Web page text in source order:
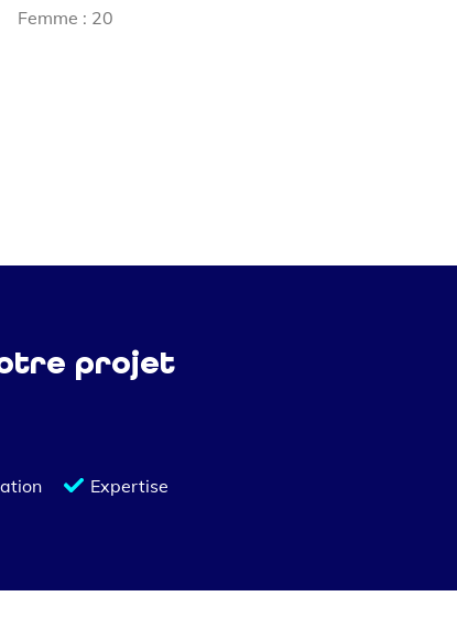
Femme : 20
projet
Expertise